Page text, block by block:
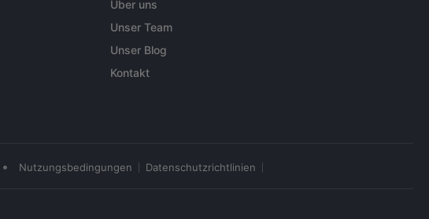
Über uns
Unser Team
Unser Blog
Kontakt
• Nutzungsbedingungen Datenschutzrichtlinien